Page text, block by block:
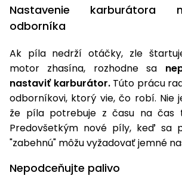
Postrekovače
a rosiče
Príslušenstvo
Nastavenie karburátora
odborníka
Ak píla nedrží otáčky, zle
motor zhasína, rozhodne sa
nastaviť karburátor.Túto prácu
odborníkovi, ktorý vie, čo robí. Nie
že píla potrebuje z času na čas
Predovšetkým nové píly, keď sa
"zabehnú" môžu vyžadovať jemné
Nepodceňujte palivo